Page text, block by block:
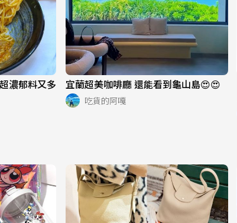
濃郁料又多
宜蘭超美咖啡廳 還能看到龜山島😍😍
吃貨的阿嘎